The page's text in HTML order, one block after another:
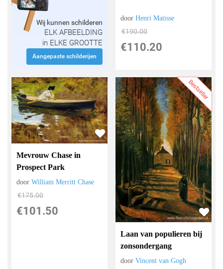
Wij kunnen schilderen
ELK AFBEELDING
in ELKE GROOTTE
Aangepaste schilderijen
doorHenri Matisse
€190.00
€110.20
Mevrouw Chase in
Prospect Park
doorWilliam Merritt Chase
€175.00
€101.50
Bestseller
Laan van populieren bij
zonsondergang
doorVincent van Gogh